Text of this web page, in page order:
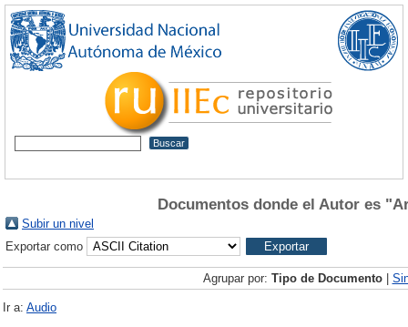
Documentos donde el Autor es "
Subir un nivel
Exportar como
Agrupar por: Tipo de Documento|
Ir a: Audio